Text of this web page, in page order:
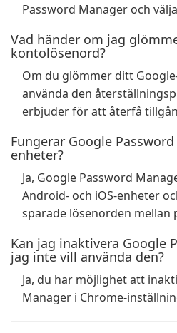
Password Manager och
Vad händer om jag
kontolösenord?
Om du glömmer ditt
använda den
erbjuder för att återfå
Fungerar Google
enheter?
Ja, Google Password
Android- och iOS-enheter
sparade lösenorden mellan
Kan jag inaktivera Google
jag inte vill använda den?
Ja, du har möjlighet att
Manager i Chrome-